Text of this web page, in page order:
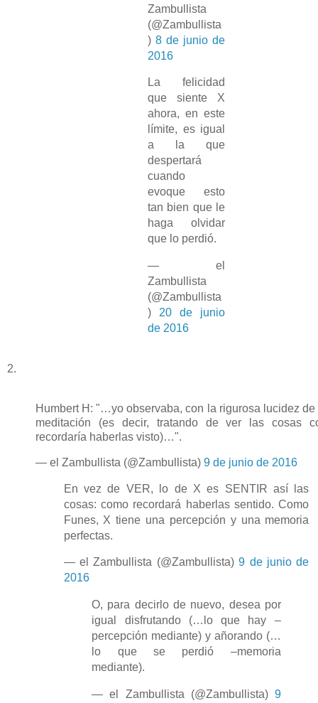
Zambullista
(@Zambullista
)8 de junio de
2016
La felicidad
que siente X
ahora, en este
límite, es igual
a la que
despertará
cuando
evoque esto
tan bien que le
haga olvidar
que lo perdió.
— el
Zambullista
(@Zambullista
) 20 de junio
de 2016
2.
Humbert H: "…yo observaba, con la rigurosa lucidez de
meditación (es decir, tratando de ver las cosas
recordaría haberlas visto)…".
— el Zambullista (@Zambullista) 9 de junio de 2016
En vez de VER, lo de X es SENTIR así las
cosas: como recordará haberlas sentido. Como
Funes, X tiene una percepción y una memoria
perfectas.
— el Zambullista (@Zambullista)9 de junio de
2016
O, para decirlo de nuevo, desea por
igual disfrutando (…lo que hay –
percepción mediante) y añorando (…
lo que se perdió –memoria
mediante).
— el Zambullista (@Zambullista) 9